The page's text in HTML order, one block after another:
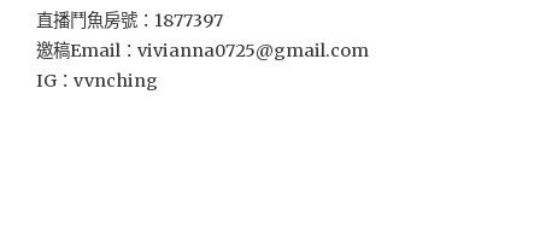
直播鬥魚房號：1877397
邀稿Email： vivianna0725@gmail.com
IG：vvnching